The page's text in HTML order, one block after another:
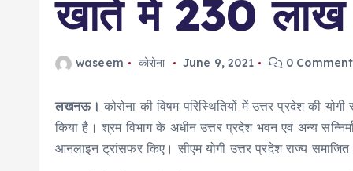
खाते में 230 लाख
waseem कोरोना June 9, 2021 0
लखनऊ। कोरोना की विषम परिस्थितियों में उत्तर प्रदेश की
किया है। श्रम विभाग के अधीन उत्तर प्रदेश भवन एवं अन्य
आनलाइन ट्रांसफर किए। सीएम योगी उत्तर प्रदेश राज्य